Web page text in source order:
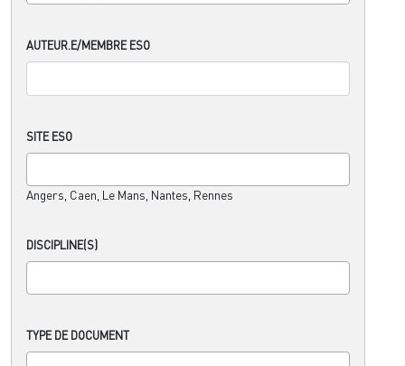
AUTEUR.E/MEMBRE ESO
SITE ESO
Angers, Caen, Le Mans, Nantes, Rennes
DISCIPLINE(S)
TYPE DE DOCUMENT